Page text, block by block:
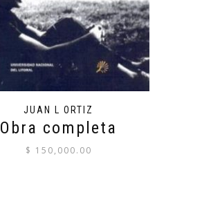
JUAN L ORTIZ
Obra completa
$ 150,000.00